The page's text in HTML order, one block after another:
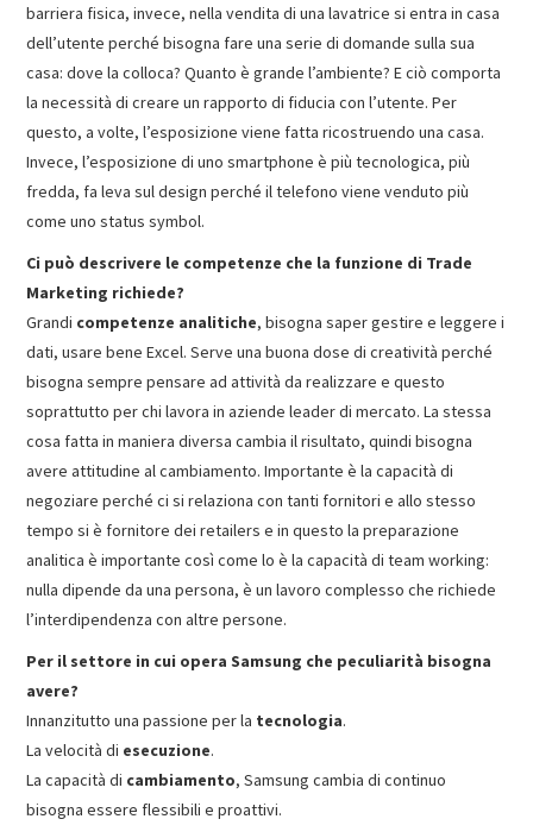
barriera fisica, invece, nella vendita di una lavatrice si entra in casa
dell’utente perché bisogna fare una serie di domande sulla sua
casa: dove la colloca? Quanto è grande l’ambiente? E ciò comporta
la necessità di creare un rapporto di fiducia con l’utente. Per
questo, a volte, l’esposizione viene fatta ricostruendo una casa.
Invece, l’esposizione di uno smartphone è più tecnologica, più
fredda, fa leva sul design perché il telefono viene venduto più
come uno status symbol.
Ci può descrivere le competenze che la funzione di Trade
Marketing richiede?
Grandi competenze analitiche, bisogna saper gestire e leggere i
dati, usare bene Excel. Serve una buona dose di creatività perché
bisogna sempre pensare ad attività da realizzare e questo
soprattutto per chi lavora in aziende leader di mercato. La stessa
cosa fatta in maniera diversa cambia il risultato, quindi bisogna
avere attitudine al cambiamento. Importante è la capacità di
negoziare perché ci si relaziona con tanti fornitori e allo stesso
tempo si è fornitore dei retailers e in questo la preparazione
analitica è importante così come lo è la capacità di team working:
nulla dipende da una persona, è un lavoro complesso che richiede
l’interdipendenza con altre persone.
Per il settore in cui opera Samsung che peculiarità bisogna
avere?
Innanzitutto una passione per la tecnologia.
La velocità di esecuzione.
La capacità di cambiamento, Samsung cambia di continuo
bisogna essere flessibili e proattivi.